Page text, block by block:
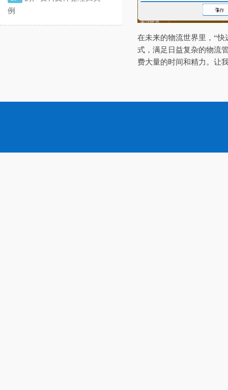
例
在未来的物流世界里，“
式，满足日益复杂的物流
费大量的时间和精力。让